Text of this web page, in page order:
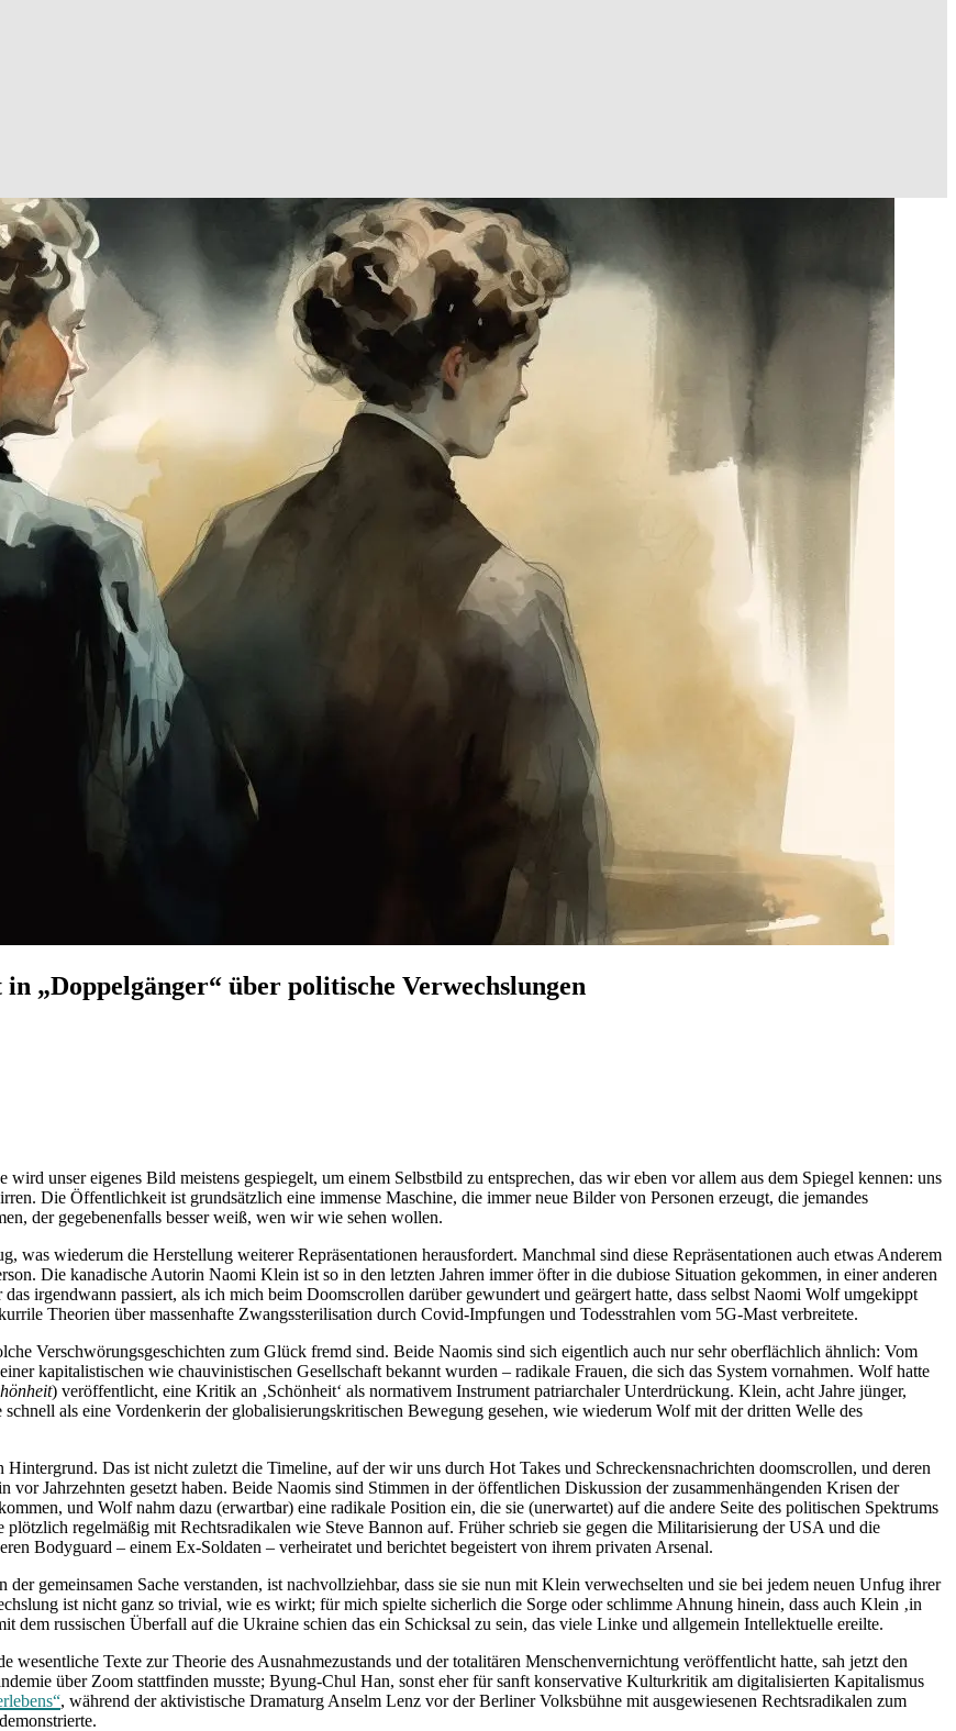
„Doppelgänger“ über politische Verwechslungen
unser eigenes Bild meistens gespiegelt, um einem Selbstbild zu entsprechen, das wir eben vor allem aus dem Spiegel kennen: uns
Die Öffentlichkeit ist grundsätzlich eine immense Maschine, die immer neue Bilder von Personen erzeugt, die jemandes
der gegebenenfalls besser weiß, wen wir wie sehen wollen.
was wiederum die Herstellung weiterer Repräsentationen herausfordert. Manchmal sind diese Repräsentationen auch etwas Anderem
Die kanadische Autorin Naomi Klein ist so in den letzten Jahren immer öfter in die dubiose Situation gekommen, in einer anderen
irgendwann passiert, als ich mich beim Doomscrollen darüber gewundert und geärgert hatte, dass selbst Naomi Wolf umgekippt
Theorien über massenhafte Zwangssterilisation durch Covid-Impfungen und Todesstrahlen vom 5G-Mast verbreitete.
Verschwörungsgeschichten zum Glück fremd sind. Beide Naomis sind sich eigentlich auch nur sehr oberflächlich ähnlich: Vom
kapitalistischen wie chauvinistischen Gesellschaft bekannt wurden – radikale Frauen, die sich das System vornahmen. Wolf hatte
) veröffentlicht, eine Kritik an ‚Schönheit‘ als normativem Instrument patriarchaler Unterdrückung. Klein, acht Jahre jünger,
als eine Vordenkerin der globalisierungskritischen Bewegung gesehen, wie wiederum Wolf mit der dritten Welle des
Das ist nicht zuletzt die Timeline, auf der wir uns durch Hot Takes und Schreckensnachrichten doomscrollen, und deren
Jahrzehnten gesetzt haben. Beide Naomis sind Stimmen in der öffentlichen Diskussion der zusammenhängenden Krisen der
und Wolf nahm dazu (erwartbar) eine radikale Position ein, die sie (unerwartet) auf die andere Seite des politischen Spektrums
regelmäßig mit Rechtsradikalen wie Steve Bannon auf. Früher schrieb sie gegen die Militarisierung der USA und die
Bodyguard – einem Ex-Soldaten – verheiratet und berichtet begeistert von ihrem privaten Arsenal.
gemeinsamen Sache verstanden, ist nachvollziehbar, dass sie sie nun mit Klein verwechselten und sie bei jedem neuen Unfug ihrer
ist nicht ganz so trivial, wie es wirkt; für mich spielte sicherlich die Sorge oder schlimme Ahnung hinein, dass auch Klein ‚in
dem russischen Überfall auf die Ukraine schien das ein Schicksal zu sein, das viele Linke und allgemein Intellektuelle ereilte.
Texte zur Theorie des Ausnahmezustands und der totalitären Menschenvernichtung veröffentlicht hatte, sah jetzt den
über Zoom stattfinden musste; Byung-Chul Han, sonst eher für sanft konservative Kulturkritik am digitalisierten Kapitalismus
, während der aktivistische Dramaturg Anselm Lenz vor der Berliner Volksbühne mit ausgewiesenen Rechtsradikalen zum